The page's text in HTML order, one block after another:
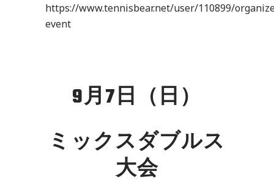
https://www.tennisbear.net/user/110899/
event
9月7日（日）
ミックスダブルス
大会